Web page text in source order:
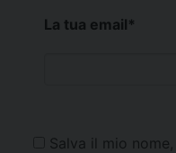
La tua email*
Salva il mio